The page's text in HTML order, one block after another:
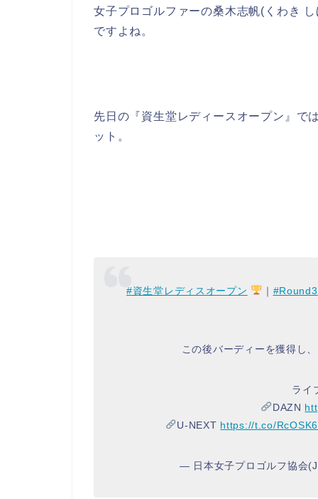
女子プロゴルファーの桑木志帆(くわき
ですよね。
先日の『資生堂レディースオープン』で
ット。
#資生堂レディスオープン ｜ #Round3
この後バーディーを獲得し
ライ
DAZN
U-NEXT https://t.co/
— 日本女子プロゴルフ協会